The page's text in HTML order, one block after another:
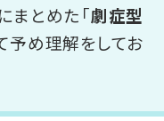
まとめた「劇症型
予め理解をしてお